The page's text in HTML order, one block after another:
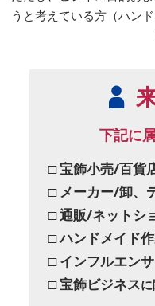
うと考えている方（ハン
下記に
□ 宝飾小売/百貨
□ メーカー/卸、
□ 通販/ネットシ
□ ハンドメイド
□ インフルエン
□ 宝飾ビジネス